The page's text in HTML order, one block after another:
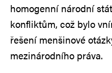
homogenní národní
konfliktům, což bylo
řešení menšinové
mezinárodního práva.